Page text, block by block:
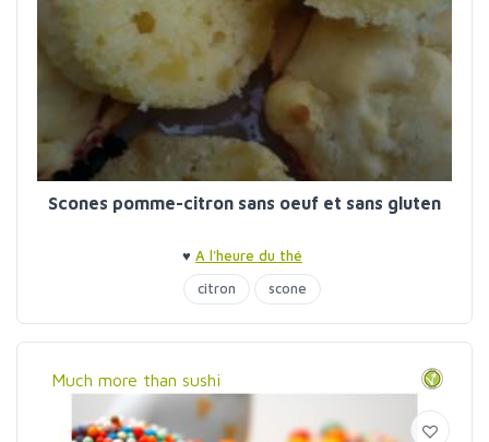
Scones pomme-citron sans oeuf et sans gluten
♥ A l'heure du thé
citron
scone
Much more than sushi